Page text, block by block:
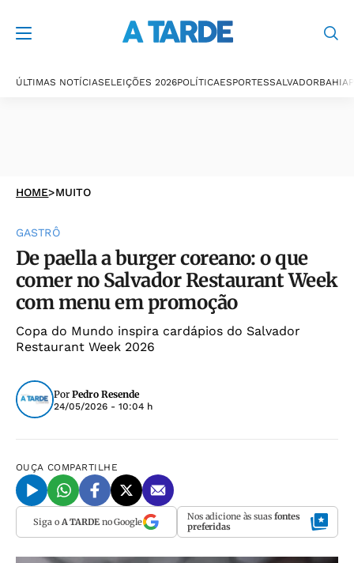
ÚLTIMAS NOTÍCIASELEIÇÕES 2026POLÍTICAESPORTESSALVADORBAHIA
HOME>MUITO
GASTRÔ
De paella a burger coreano: o que
comer no Salvador Restaurant Week
com menu em promoção
Copa do Mundo inspira cardápios do Salvador
Restaurant Week 2026
Por Pedro Resende
24/05/2026 - 10:04 h
OUÇA COMPARTILHE
Siga o A TARDEno Google Nos adicione às suas fontes
preferidas